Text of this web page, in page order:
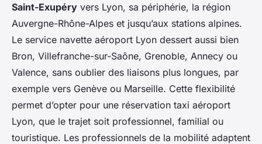
Saint-Exupéry vers Lyon, sa périphérie, la région
Auvergne-Rhône-Alpes et jusqu’aux stations alpines.
Le service navette aéroport Lyon dessert aussi bien
Bron, Villefranche-sur-Saône, Grenoble, Annecy ou
Valence, sans oublier des liaisons plus longues, par
exemple vers Genève ou Marseille. Cette flexibilité
permet d’opter pour une réservation taxi aéroport
Lyon, que le trajet soit professionnel, familial ou
touristique. Les professionnels de la mobilité adaptent